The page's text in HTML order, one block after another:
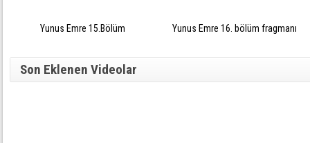
Yunus Emre 15.Bölüm Yunus Emre 16. bölüm fragmanı
Son Eklenen Videolar